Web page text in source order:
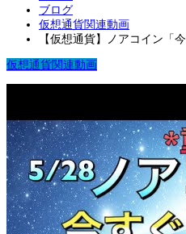
ブログ
仮想通貨関連動画
【仮想通貨】ノアコイン「
仮想通貨関連動画